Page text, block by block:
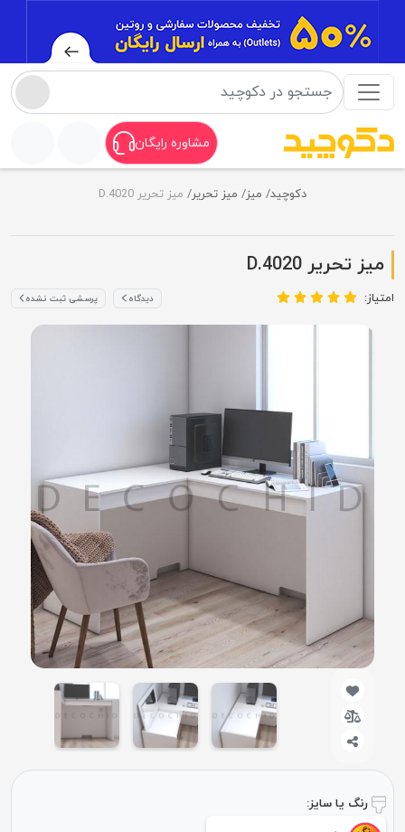
مشاوره رایگان
دکوچید میز میز تحریر میز تحریر D.4020
میز تحریر D.4020
امتیاز: دیدگاه پرسشی ثبت نشده
رنگ یا سایز: